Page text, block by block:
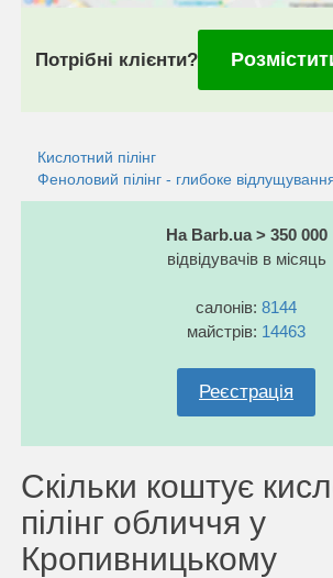
Потрібні клієнти?
Кислотний пілінг
Феноловий пілінг - глибоке
На Barb.ua > 350 000
відвідувачів в місяць
салонів: 8144
майстрів: 14463
Реєстрація
Скільки коштує
пілінг обличчя у
Кропивницькому